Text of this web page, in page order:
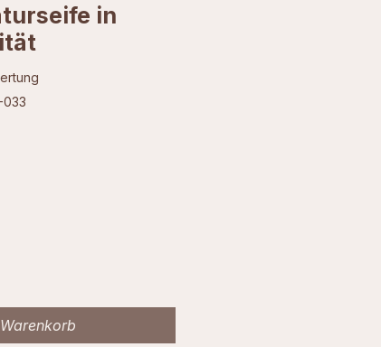
in
fünf Sternen, basierend auf 1 Bewertung.
033